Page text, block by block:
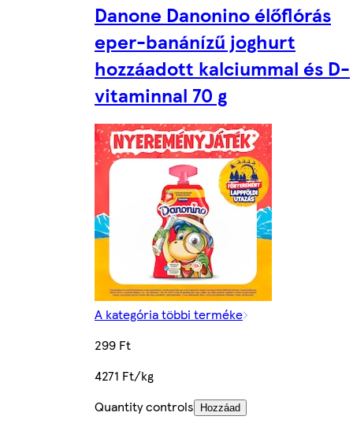
Danone Danonino élőflórás
eper-banánízű joghurt
hozzáadott kalciummal és D-
vitaminnal 70 g
A kategória többi terméke
299 Ft
4271 Ft/kg
Quantity controls
Hozzáad